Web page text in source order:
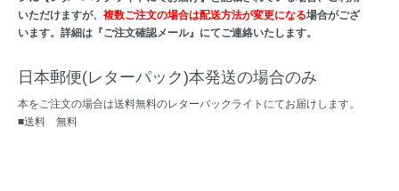
いただけますが、 複数ご注文の場合は配送方法が変更になる場合がござ
います。詳細は『ご注文確認メール』にてご連絡いたします。
日本郵便(レターパック)本発送の場合のみ
本をご注文の場合は送料無料のレターパックライトにてお届けします。
■送料 無料